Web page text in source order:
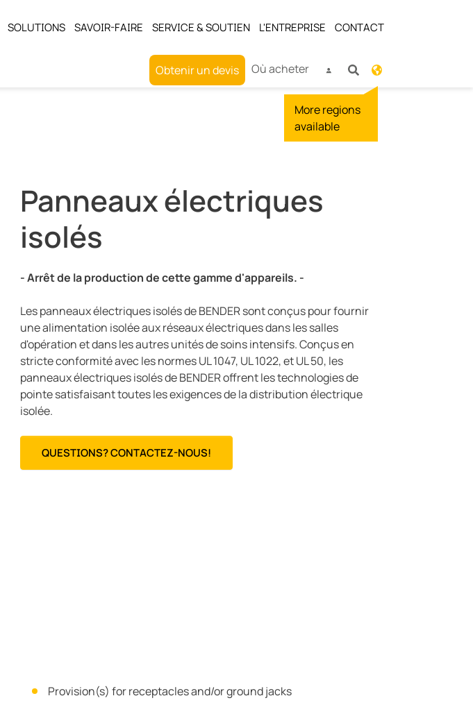
SOLUTIONS SAVOIR-FAIRE SERVICE & SOUTIEN L'ENTREPRISE CONTACT
Obtenir un devis Où acheter
More regions
available
Panneaux électriques
isolés
- Arrêt de la production de cette gamme d'appareils. -
Les panneaux électriques isolés de BENDER sont conçus pour fournir
une alimentation isolée aux réseaux électriques dans les salles
d'opération et dans les autres unités de soins intensifs. Conçus en
stricte conformité avec les normes UL 1047, UL 1022, et UL 50, les
panneaux électriques isolés de BENDER offrent les technologies de
pointe satisfaisant toutes les exigences de la distribution électrique
isolée.
QUESTIONS? CONTACTEZ-NOUS!
Provision(s) for receptacles and/or ground jacks